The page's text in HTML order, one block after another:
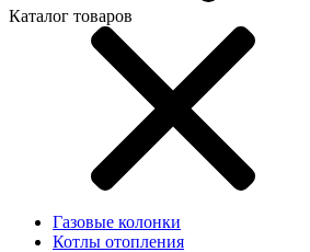
Каталог товаров
Газовые колонки
Котлы отопления